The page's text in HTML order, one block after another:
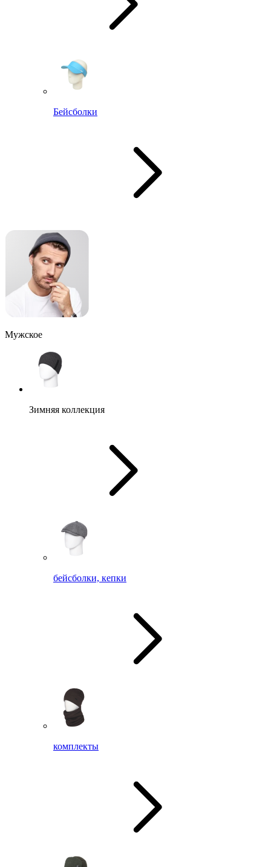
Бейсболки
Мужское
Зимняя коллекция
бейсболки, кепки
комплекты